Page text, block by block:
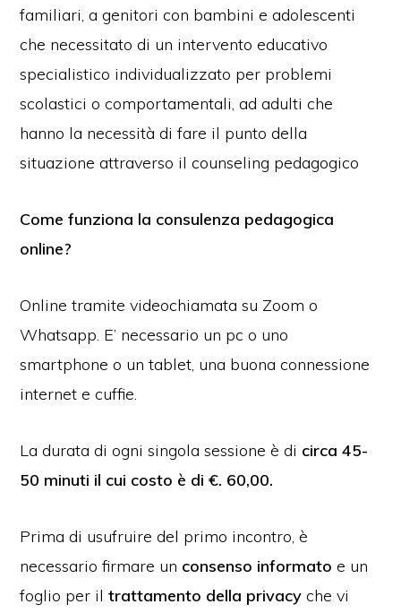
familiari, a genitori con bambini e adolescenti
che necessitato di un intervento educativo
specialistico individualizzato per problemi
scolastici o comportamentali, ad adulti che
hanno la necessità di fare il punto della
situazione attraverso il counseling pedagogico
Come funziona la consulenza pedagogica
online?
Online tramite videochiamata su Zoom o
Whatsapp. E’ necessario un pc o uno
smartphone o un tablet, una buona connessione
internet e cuffie.
La durata di ogni singola sessione è di circa 45-
50 minuti il cui costo è di €. 60,00.
Prima di usufruire del primo incontro, è
necessario firmare un consenso informato e un
foglio per iltrattamento della privacy che vi